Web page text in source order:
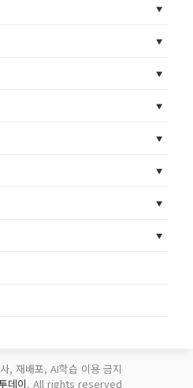
, 재배포, AI학습 이용 금지
데이. All rights reserved